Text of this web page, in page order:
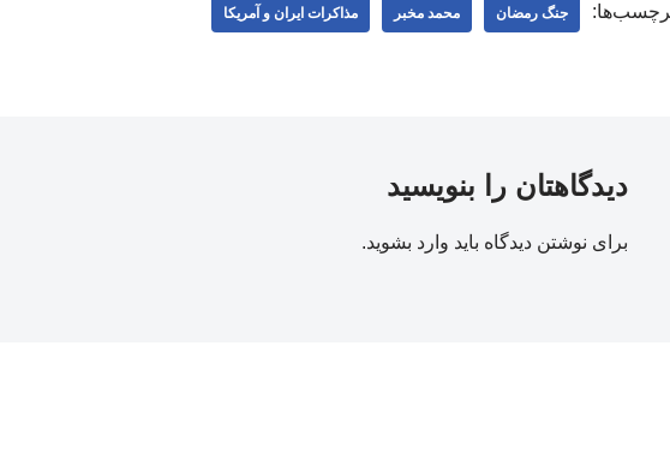
جنگ رمضان محمد مخبر مذاکرات ایران و آمریکا
دیدگاهتان را بنویسید
برای نوشتن دیدگاه باید وارد بشوید.